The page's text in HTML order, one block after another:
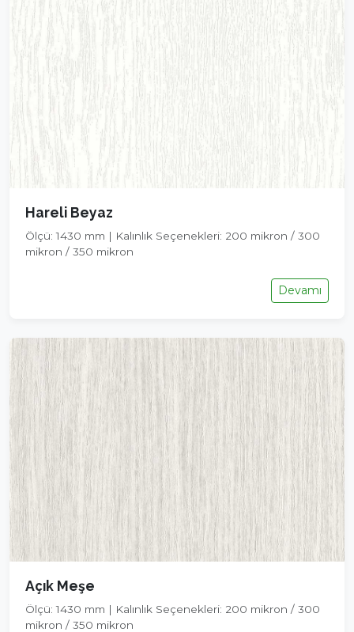
Hareli Beyaz
Ölçü: 1430 mm | Kalınlık Seçenekleri: 200 mikron / 300
mikron / 350 mikron
Devamı
Açık Meşe
Ölçü: 1430 mm | Kalınlık Seçenekleri: 200 mikron / 300
mikron / 350 mikron